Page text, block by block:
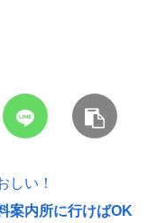
しい！
案内所に行けばOK